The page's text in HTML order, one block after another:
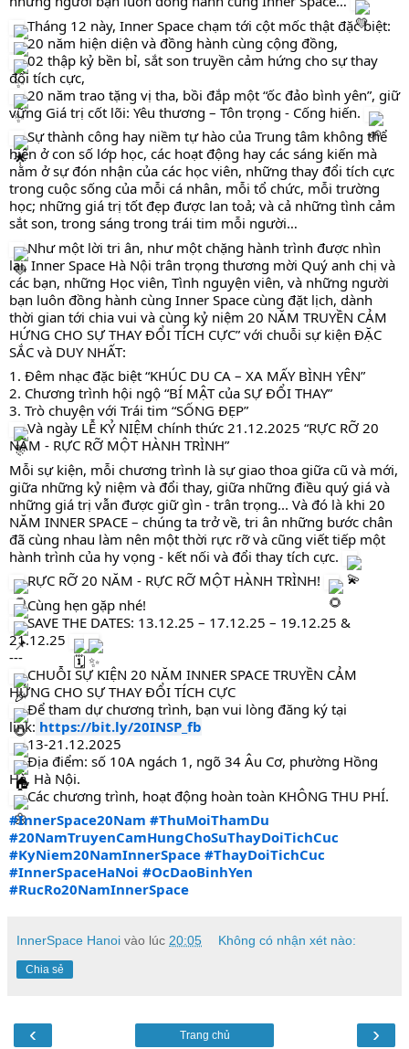
Tháng 12 này, Inner Space chạm tới cột mốc thật đặc biệt:
20 năm hiện diện và đồng hành cùng cộng đồng,
02 thập kỷ bền bỉ, sắt son truyền cảm hứng cho sự thay
đổi tích cực,
20 năm trao tặng vị tha, bồi đắp một “ốc đảo bình yên”, giữ
vững Giá trị cốt lõi: Yêu thương – Tôn trọng - Cống hiến.
Sự thành công hay niềm tự hào của Trung tâm không thể
hiện ở con số lớp học, các hoạt động hay các sáng kiến mà
nằm ở sự đón nhận của các học viên, những thay đổi tích cực
trong cuộc sống của mỗi cá nhân, mỗi tổ chức, mỗi trường
học; những giá trị tốt đẹp được lan toả; và cả những tình cảm
sắt son, trong sáng trong trái tim mỗi người…
Như một lời tri ân, như một chặng hành trình được nhìn
lại, Inner Space Hà Nội trân trọng thương mời Quý anh chị và
các bạn, những Học viên, Tình nguyện viên, và những người
bạn luôn đồng hành cùng Inner Space cùng đặt lịch, dành
thời gian tới chia vui và cùng kỷ niệm 20 NĂM TRUYỀN CẢM
HỨNG CHO SỰ THAY ĐỔI TÍCH CỰC” với chuỗi sự kiện ĐẶC
SẮC và DUY NHẤT:
1. Đêm nhạc đặc biệt “KHÚC DU CA – XA MẤY BÌNH YÊN”
2. Chương trình hội ngộ “BÍ MẬT của SỰ ĐỔI THAY”
3. Trò chuyện với Trái tim “SỐNG ĐẸP”
Và ngày LỄ KỶ NIỆM chính thức 21.12.2025 “RỰC RỠ 20
NĂM - RỰC RỠ MỘT HÀNH TRÌNH”
Mỗi sự kiện, mỗi chương trình là sự giao thoa giữa cũ và mới,
giữa những kỷ niệm và đổi thay, giữa những điều quý giá và
những giá trị vẫn được giữ gìn - trân trọng... Và đó là khi 20
NĂM INNER SPACE – chúng ta trở về, tri ân những bước chân
đã cùng nhau làm nên một thời rực rỡ và cũng viết tiếp một
hành trình của hy vọng - kết nối và đổi thay tích cực.
RỰC RỠ 20 NĂM - RỰC RỠ MỘT HÀNH TRÌNH!
Cùng hẹn gặp nhé!
SAVE THE DATES: 13.12.25 – 17.12.25 – 19.12.25 &
21.12.25
---
CHUỖI SỰ KIỆN 20 NĂM INNER SPACE TRUYỀN CẢM
HỨNG CHO SỰ THAY ĐỔI TÍCH CỰC
Để tham dự chương trình, bạn vui lòng đăng ký tại
link: https://bit.ly/20INSP_fb
13-21.12.2025
Địa điểm: số 10A ngách 1, ngõ 34 Âu Cơ, phường Hồng
Hà, Hà Nội.
Các chương trình, hoạt động hoàn toàn KHÔNG THU PHÍ.
#InnerSpace20Nam #ThuMoiThamDu
#20NamTruyenCamHungChoSuThayDoiTichCuc
#KyNiem20NamInnerSpace #ThayDoiTichCuc
#InnerSpaceHaNoi #OcDaoBinhYen
#RucRo20NamInnerSpace
InnerSpace Hanoi vào lúc 20:05 Không có nhận xét nào:
Chia sẻ
‹ ›
Trang chủ